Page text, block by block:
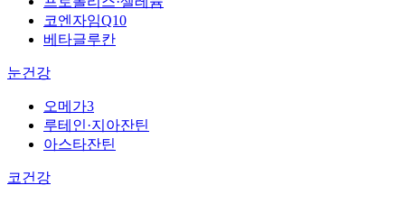
코엔자임Q10
베타글루칸
눈건강
오메가3
루테인·지아잔틴
아스타잔틴
코건강